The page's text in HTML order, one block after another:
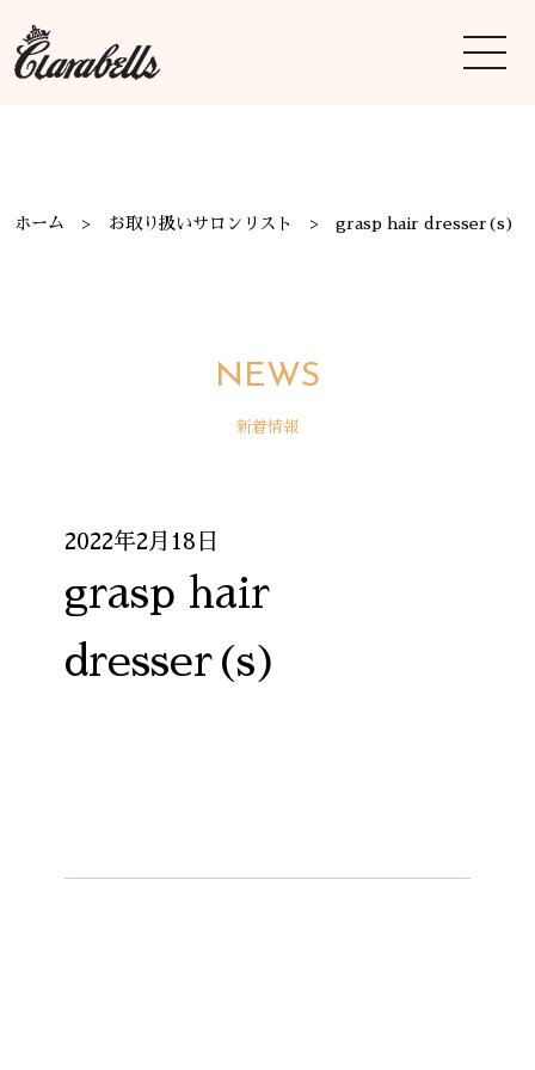
ホーム お取り扱いサロンリスト grasp hair dresser(s)
NEWS
新着情報
2022年2月18日
grasp hair
dresser(s)